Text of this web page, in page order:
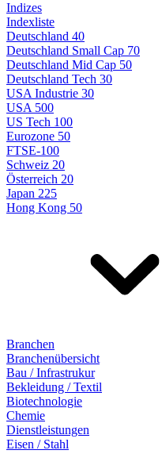
Indizes
Indexliste
Deutschland 40
Deutschland Small Cap 70
Deutschland Mid Cap 50
Deutschland Tech 30
USA Industrie 30
USA 500
US Tech 100
Eurozone 50
FTSE-100
Schweiz 20
Österreich 20
Japan 225
Hong Kong 50
Branchen
Branchenübersicht
Bau / Infrastrukur
Bekleidung / Textil
Biotechnologie
Chemie
Dienstleistungen
Eisen / Stahl